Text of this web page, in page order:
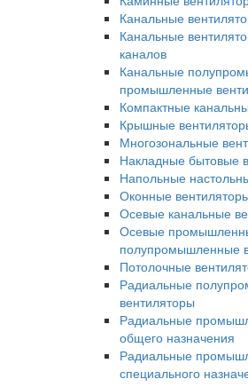
Канальные
Канальные
каналов
Канальные
промышленные
Компактные
Крышные
Многозональные
Накладные бытовые
Напольные
Оконные
Осевые канальные
Осевые
полупромышленные
Потолочные
Радиальные
вентиляторы
Радиальные
общего назначения
Радиальные
специального